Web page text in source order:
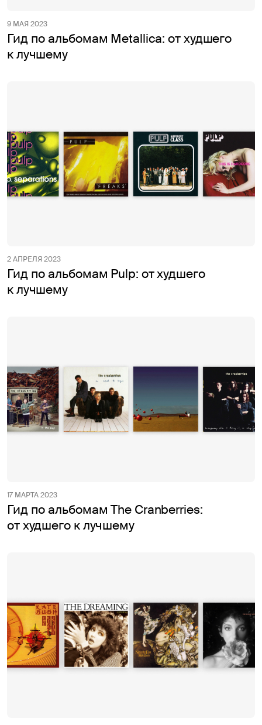
9 МАЯ 2023
Гид по альбомам Metallica: от худшего
к лучшему
2 АПРЕЛЯ 2023
Гид по альбомам Pulp: от худшего
к лучшему
17 МАРТА 2023
Гид по альбомам The Cranberries:
от худшего к лучшему